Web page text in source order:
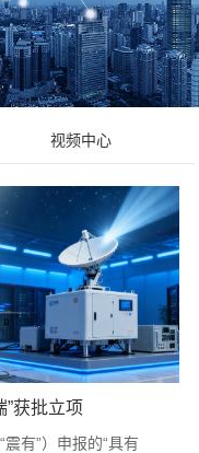
视频中心
”获批立项
有”）申报的“具有